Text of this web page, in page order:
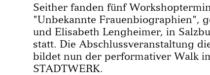
Seither fanden fünf
"Unbekannte Frauenbiographien",
und Elisabeth Lengheimer, in
statt. Die Abschlussveranstaltung
bildet nun der performativer Walk
STADTWERK.